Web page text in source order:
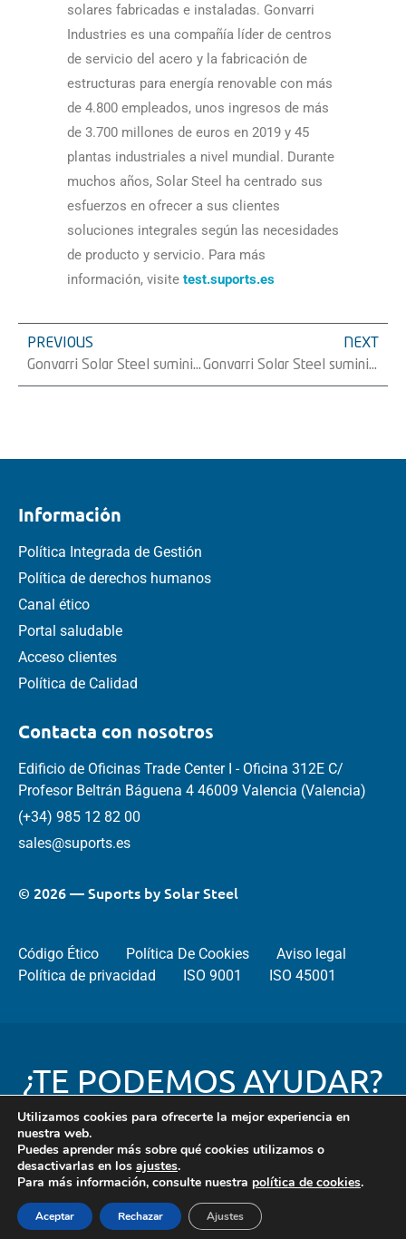
solares fabricadas e instaladas. Gonvarri
Industries es una compañía líder de centros
de servicio del acero y la fabricación de
estructuras para energí­a renovable con más
de 4.800 empleados, unos ingresos de más
de 3.700 millones de euros en 2019 y 45
plantas industriales a nivel mundial. Durante
muchos años, Solar Steel ha centrado sus
esfuerzos en ofrecer a sus clientes
soluciones integrales según las necesidades
de producto y servicio. Para más
información, visite test.suports.es
PREVIOUS
Gonvarri Solar Steel suministra 100 MW de sus seguidores TracSmarT+Â® para dos proyectos fotovoltaicos localizados en Murcia y Toledo, España
NEXT
Gonvarri Solar Steel suministra 39,36MW de su estructura RackSmarTÂ® para unas nuevas plantas fotovoltaicas en Panamá
Información
Política Integrada de Gestión
Política de derechos humanos
Canal ético
Portal saludable
Acceso clientes
Política de Calidad
Contacta con nosotros
Edificio de Oficinas Trade Center I - Oficina 312E C/
Profesor Beltrán Báguena 4 46009 Valencia (Valencia)
(+34) 985 12 82 00
sales@suports.es
© 2026 — Suports by Solar Steel
Código Ético Política De Cookies
Aviso legal
Política de privacidad
ISO 9001 ISO 45001
¿TE PODEMOS AYUDAR?
Contacta
con
nosotros
Utilizamos cookies para ofrecerte la mejor experiencia en
nuestra web.
Puedes aprender más sobre qué cookies utilizamos o
desactivarlas en los ajustes.
Para más información, consulte nuestra política de cookies.
Aceptar Rechazar Ajustes